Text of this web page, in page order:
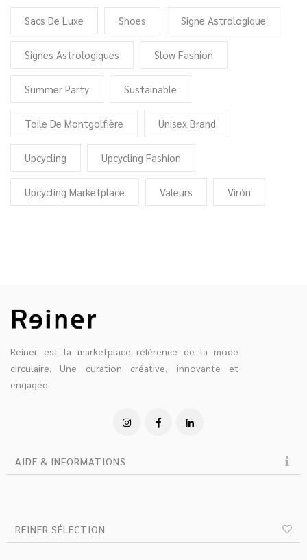
Sacs De Luxe Shoes Signe Astrologique
Signes Astrologiques Slow Fashion
Summer Party Sustainable
Toile De Montgolfière Unisex Brand
Upcycling Upcycling Fashion
Upcycling Marketplace Valeurs Virón
Reiner est la marketplace référence de la mode
circulaire. Une curation créative, innovante et
engagée.
AIDE & INFORMATIONS
REINER SÉLECTION